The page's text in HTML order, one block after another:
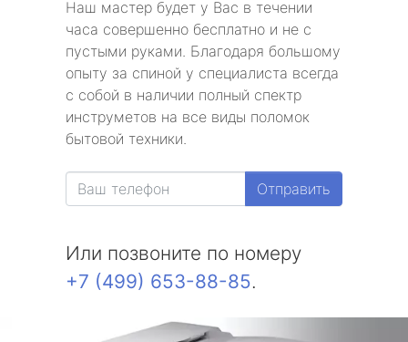
Наш мастер будет у Вас в течении
часа совершенно бесплатно и не с
пустыми руками. Благодаря большому
опыту за спиной у специалиста всегда
с собой в наличии полный спектр
инструметов на все виды поломок
бытовой техники.
Отправить
Или позвоните по номеру
+7 (499) 653-88-85.